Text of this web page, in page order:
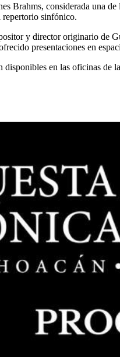
Brahms, considerada una
repertorio sinfónico.
y director originario de
presentaciones en
disponibles en las oficinas